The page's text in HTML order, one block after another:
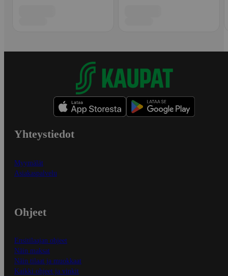
Yhteystiedot
Myymälät
Asiakaspalvelu
Ohjeet
Ensitilaajan ohjeet
Näin maksat
Näin tilaat ja muokkaat
Kaikki ohjeet ja vinkit